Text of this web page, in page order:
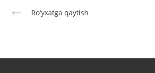
Roʻyxatga qaytish